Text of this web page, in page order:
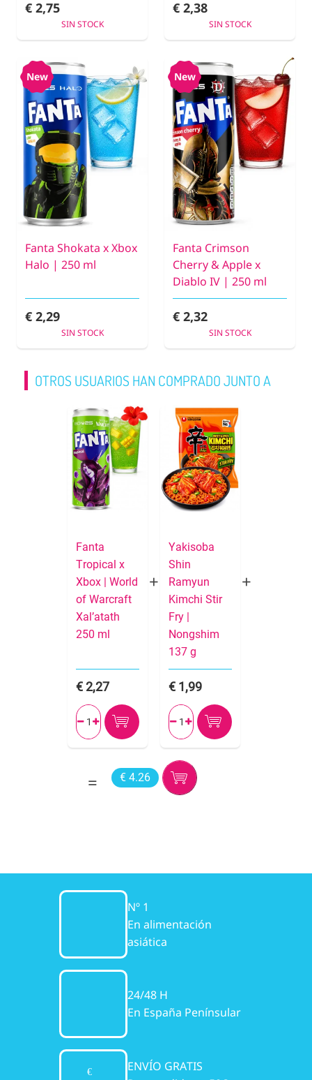
€ 2,75
SIN STOCK
€ 2,38
SIN STOCK
New
Fanta Shokata x Xbox
Halo | 250 ml
€ 2,29
SIN STOCK
New
Fanta Crimson
Cherry & Apple x
Diablo IV | 250 ml
€ 2,32
SIN STOCK
OTROS USUARIOS HAN COMPRADO JUNTO A
Fanta
Tropical x
Xbox | World
of Warcraft
Xal’atath
250 ml
2,27
 
Yakisoba
Shin
Ramyun
Kimchi Stir
Fry |
Nongshim
137 g
1,99
 
€ 4.26
Nº 1
En alimentación
asiática
24/48 H
En España Penínsular
ENVÍO GRATIS